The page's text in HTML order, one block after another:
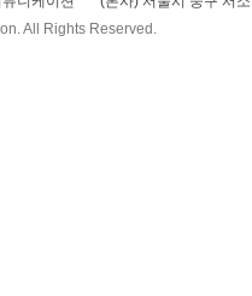
All Rights Reserved.